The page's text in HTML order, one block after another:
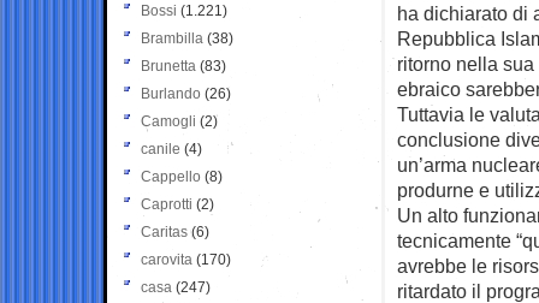
ha dichiarato di
Repubblica
ritorno nella
ebraico
Tuttavia le
conclusione
un’arma
produrne e
Un alto
tecnicamente
avrebbe le
ritardato il
Bossi (1.221)
Brambilla (38)
Brunetta (83)
Burlando (26)
Camogli (2)
canile (4)
Cappello (8)
Caprotti (2)
Caritas (6)
carovita (170)
casa (247)